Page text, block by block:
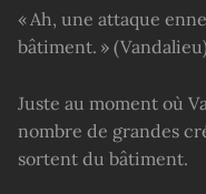
« Ah, une attaque
bâtiment. »
Juste au moment où
nombre de grandes
sortent du bâtiment.